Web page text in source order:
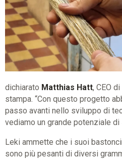
dichiarato Matthias Hatt, CEO
stampa. “Con questo progetto
passo avanti nello sviluppo di
vediamo un grande potenziale di
Leki ammette che i suoi
sono più pesanti di diversi